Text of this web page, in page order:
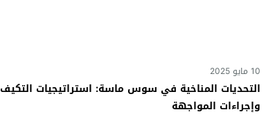
10 مايو 2025
التحديات المناخية في سوس ماسة: استراتيجيات التكيف
وإجراءات المواجهة